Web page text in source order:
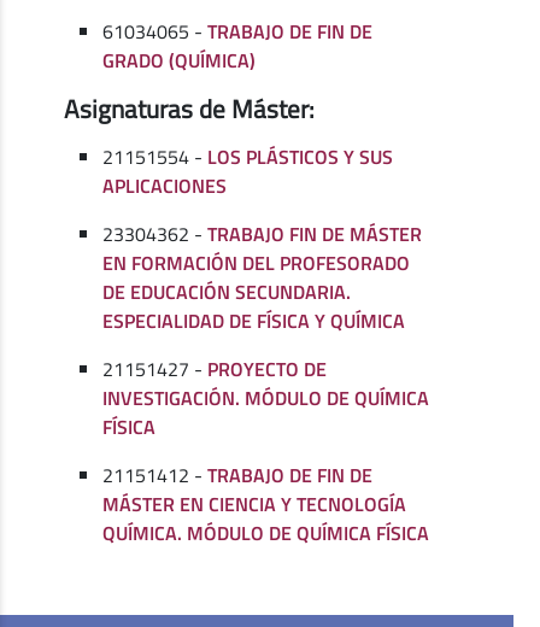
61034065 -TRABAJO DE FIN DE
GRADO (QUÍMICA)
Asignaturas de Máster:
21151554 - LOS PLÁSTICOS Y SUS
APLICACIONES
23304362 -TRABAJO FIN DE MÁSTER
EN FORMACIÓN DEL PROFESORADO
DE EDUCACIÓN SECUNDARIA.
ESPECIALIDAD DE FÍSICA Y QUÍMICA
21151427 - PROYECTO DE
INVESTIGACIÓN. MÓDULO DE QUÍMICA
FÍSICA
21151412 -TRABAJO DE FIN DE
MÁSTER EN CIENCIA Y TECNOLOGÍA
QUÍMICA. MÓDULO DE QUÍMICA FÍSICA